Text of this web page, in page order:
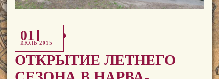
01
ИЮЛЬ 2015
ОТКРЫТИЕ ЛЕТНЕГО